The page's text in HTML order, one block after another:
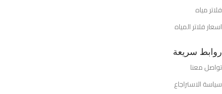
فلاتر مياه
اسعار فلاتر المياه
روابط سريعة
تواصل معنا
سياسة الاستراجاع